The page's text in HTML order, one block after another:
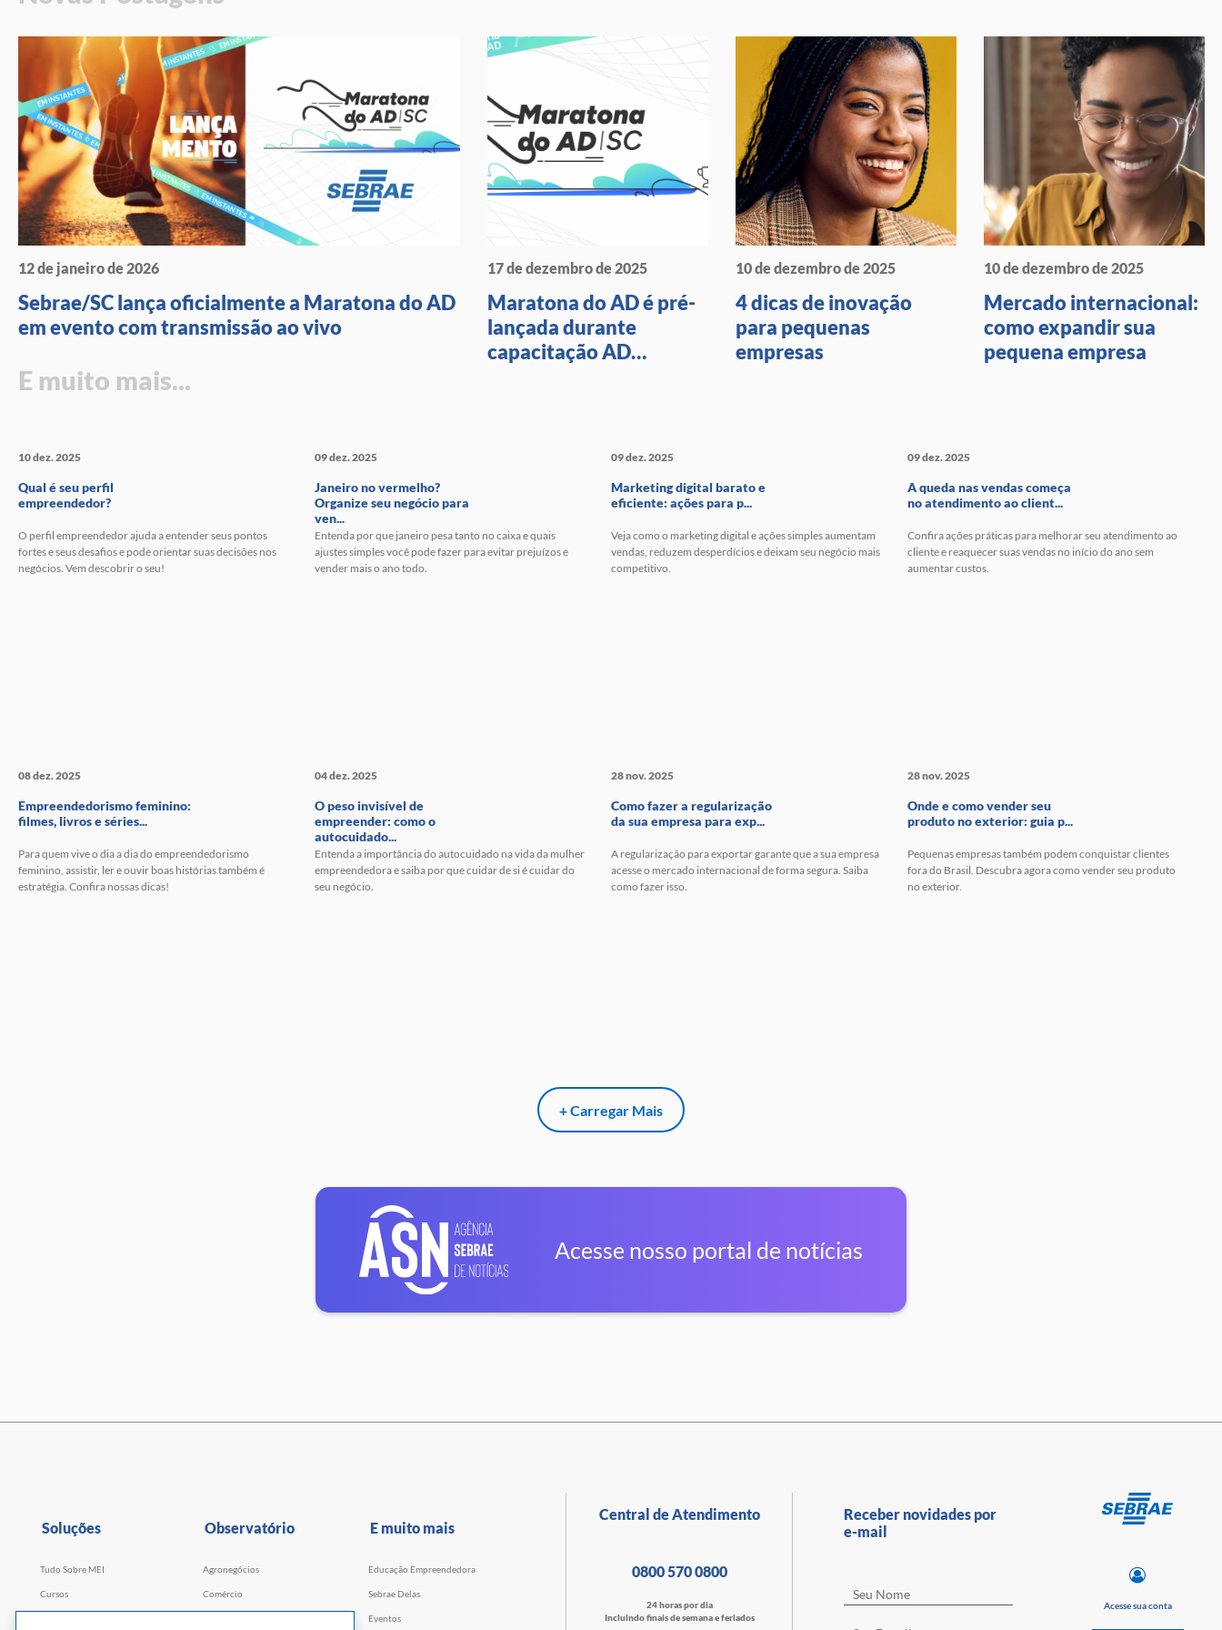
12 de janeiro de 2026
Sebrae/SC lança oficialmente a Maratona do AD
em evento com transmissão ao vivo
17 de dezembro de 2025
Maratona do AD é pré-
lançada durante
capacitação AD
10 de dezembro de 2025
4 dicas de inovação
para pequenas
empresas
10 de dezembro de 2025
Mercado internacional:
como expandir sua
pequena empresa
E muito mais...
10 dez. 2025
Qual é seu perfil
empreendedor?
O perfil empreendedor ajuda a entender seus pontos
fortes e seus desafios e pode orientar suas decisões nos
negócios. Vem descobrir o seu!
09 dez. 2025
Janeiro no vermelho?
Organize seu negócio para
ven...
Entenda por que janeiro pesa tanto no caixa e quais
ajustes simples você pode fazer para evitar prejuízos e
vender mais o ano todo.
09 dez. 2025
Marketing digital barato e
eficiente: ações para p...
Veja como o marketing digital e ações simples aumentam
vendas, reduzem desperdícios e deixam seu negócio mais
competitivo.
09 dez. 2025
A queda nas vendas começa
no atendimento ao client...
Confira ações práticas para melhorar seu atendimento ao
cliente e reaquecer suas vendas no início do ano sem
aumentar custos.
08 dez. 2025
Empreendedorismo feminino:
filmes, livros e séries...
Para quem vive o dia a dia do empreendedorismo
feminino, assistir, ler e ouvir boas histórias também é
estratégia. Confira nossas dicas!
04 dez. 2025
O peso invisível de
empreender: como o
autocuidado...
Entenda a importância do autocuidado na vida da mulher
empreendedora e saiba por que cuidar de si é cuidar do
seu negócio.
28 nov. 2025
Como fazer a regularização
da sua empresa para exp...
A regularização para exportar garante que a sua empresa
acesse o mercado internacional de forma segura. Saiba
como fazer isso.
28 nov. 2025
Onde e como vender seu
produto no exterior: guia p...
Pequenas empresas também podem conquistar clientes
fora do Brasil. Descubra agora como vender seu produto
no exterior.
+ Carregar Mais
Acesse nosso portal de notícias
Soluções
Tudo Sobre MEI
Cursos
Observatório
Agronegócios
Comércio
E muito mais
Educação Empreendedora
Sebrae Delas
Eventos
Central de Atendimento
0800 570 0800
24 horas por dia
Incluindo finais de semana e feriados
Receber novidades por
e-mail
Acesse sua conta